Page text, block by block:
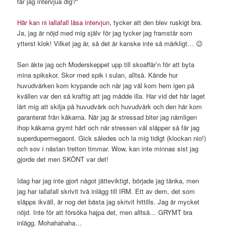
Här kan ni iallafall läsa intervjun, tycker att den blev ruskigt bra.
Ja, jag är nöjd med mig själv för jag tycker jag framstår som
ytterst klok! Vilket jag är, så det är kanske inte så märkligt… 😉
Sen åkte jag och Moderskeppet upp till skoaffär’n för att byta
mina spikskor. Skor med spik i sulan, alltså. Kände hur
huvudvärken kom krypande och när jag väl kom hem igen på
kvällen var den så kraftig att jag mådde illa. Har vid det här laget
lärt mig att skilja på huvudvärk och huvudvärk och den här kom
garanterat från käkarna. När jag är stressad biter jag nämligen
ihop käkarna grymt hårt och när stressen väl släpper så får jag
superdupermegaont. Gick således och la mig tidigt (klockan nio!)
och sov i nästan tretton timmar. Wow, kan inte minnas sist jag
gjorde det men SKÖNT var det!
Idag har jag inte gjort något jätteviktigt, började jag tänka, men
jag har iallafall skrivit två inlägg till IRM. Ett av dem, det som
släpps ikväll, är nog det bästa jag skrivit hittills. Jag är mycket
nöjd. Inte för att försöka hajpa det, men alltså… GRYMT bra
inlägg. Mohahahaha…